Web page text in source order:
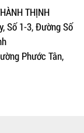
THỊNH
Số 1-3, Đường Số
Phước Tân,